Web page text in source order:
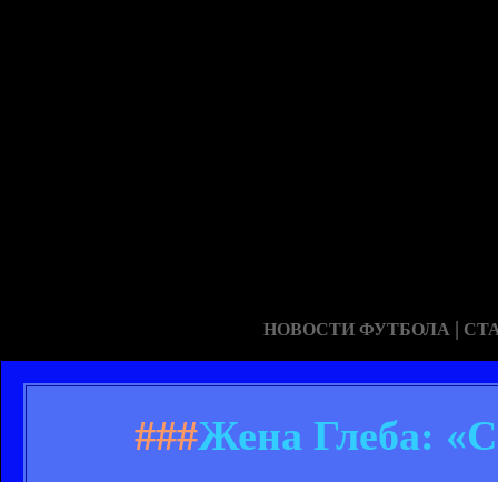
НОВОСТИ ФУТБОЛА |
###Жена Глеба: